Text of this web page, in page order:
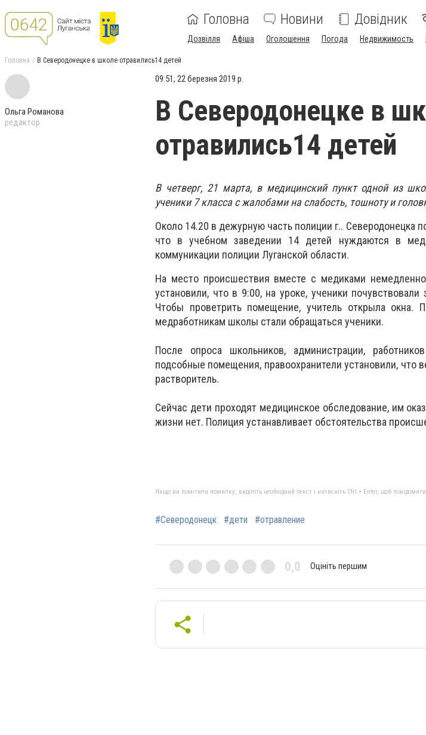
Головна Новини Довідник
Дозвілля Афіша Оголошення Погода Недвижимость
Головна В Северодонецке в школе отравились14 детей
Ольга Романова
редактор
09:51, 22 березня 2019 р.
В Северодонецке в
отравились14 детей
В четверг, 21 марта, в медицинский пункт одной из
ученики 7 класса с жалобами на слабость, тошноту и
Около 14.20 в дежурную часть полиции г.. Северодонецка
что в учебном заведении 14 детей нуждаются в
коммуникации полиции Луганской области.
На место происшествия вместе с медиками
установили, что в 9:00, на уроке, ученики почувствовали
Чтобы проветрить помещение, учитель открыла окна.
медработникам школы стали обращаться ученики.
После опроса школьников, администрации,
подсобные помещения, правоохранители установили, что
растворитель.
Сейчас дети проходят медицинское обследование, им
жизни нет. Полиция устанавливает обстоятельства
Якщо ви помітили помилку, виділіть необхідний текст і натисніть Ctrl + Enter, щоб
#Северодонецк #дети #отравление
0,0 Оцініть першим